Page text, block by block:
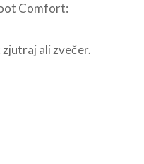
Comfort:
ali zvečer.